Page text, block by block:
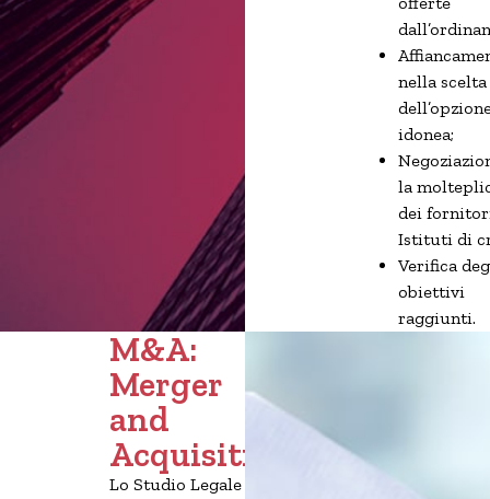
nella scelta
idonea;
la
dei
Istituti di
Verifica
obiettivi
raggiunti.
M&A:
Merger
and
Acquisition
Lo Studio Legale